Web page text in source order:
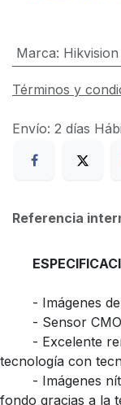
Marca: Hikvision
Términos y
Envío: 2 días
Referencia
​- Imágenes
​- Sensor
​- Excelente
tecnología con
​- Imágenes
fondo gracias a la